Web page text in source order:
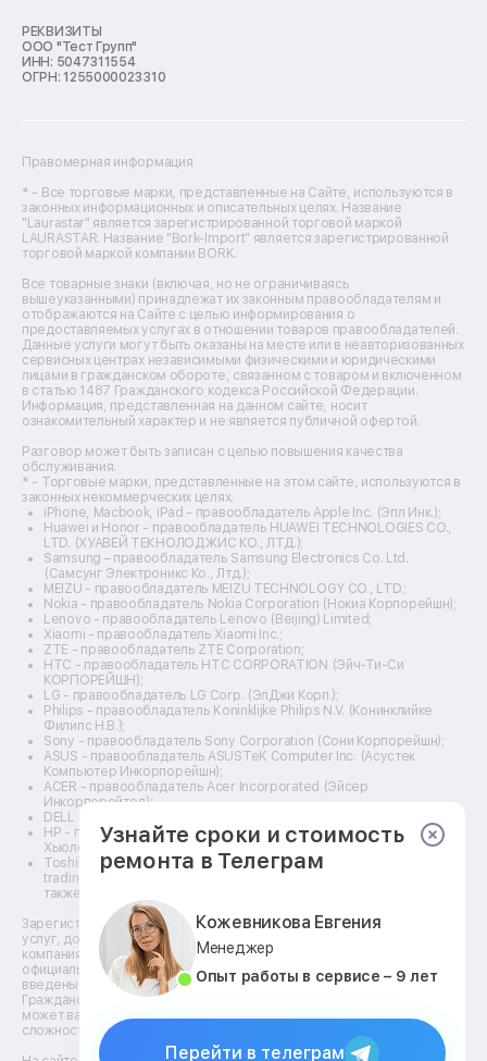
Ремонт морозильных камер
Ремонт отпаривателей
Ремонт плоттеров
Ремонт фенов
Ремонт цифровых биноклей
Ремонт тепловизоров
Ремонт массажных кресел
Ремонт водонагревателей
Ремонт вытяжек
Ремонт источников бесперебойного питания
Ремонт пароварок
Ремонт микшерных пультов
Ремонт dj-пультов
Ремонт кухонных плит
Ремонт стедикамов
Ремонт оптических прицелов
Ремонт электровелосипедов
Ремонт видеокамер
Ремонт эхолотов
Ремонт 3d-принтеров
Ремонт прицелов ночного видения
Ремонт винных шкафов
Ремонт выпрямителей
Ремонт сушилок для рук
Ремонт дальномеров
Ремонт снегоуборщиков
РЕКВИЗИТЫ
ООО "Тест Групп"
ИНН: 5047311554
ОГРН: 1255000023310
Правомерная информация
* - Все торговые марки, представленные на Сайте, используются в
законных информационных и описательных целях. Название
"Laurastar" является зарегистрированной торговой маркой
LAURASTAR. Название "Bork-Import" является зарегистрированной
торговой маркой компании BORK.
Все товарные знаки (включая, но не ограничиваясь
вышеуказанными) принадлежат их законным правообладателям и
отображаются на Сайте с целью информирования о
предоставляемых услугах в отношении товаров правообладателей.
Данные услуги могут быть оказаны на месте или в неавторизованных
сервисных центрах независимыми физическими и юридическими
лицами в гражданском обороте, связанном с товаром и включенном
в статью 1487 Гражданского кодекса Российской Федерации.
Информация, представленная на данном сайте, носит
ознакомительный характер и не является публичной офертой.
Разговор может быть записан с целью повышения качества
обслуживания.
* - Торговые марки, представленные на этом сайте, используются в
законных некоммерческих целях.
iPhone, Macbook, iPad - правообладатель Apple Inc. (Эпл Инк.);
Huawei и Honor - правообладатель HUAWEI TECHNOLOGIES CO.,
LTD. (ХУАВЕЙ ТЕКНОЛОДЖИС КО., ЛТД.);
Samsung – правообладатель Samsung Electronics Co. Ltd.
(Самсунг Электроникс Ко., Лтд.);
MEIZU - правообладатель MEIZU TECHNOLOGY CO., LTD.;
Nokia - правообладатель Nokia Corporation (Нокиа Корпорейшн);
Lenovo - правообладатель Lenovo (Beijing) Limited;
Xiaomi - правообладатель Xiaomi Inc.;
ZTE - правообладатель ZTE Corporation;
HTC - правообладатель HTC CORPORATION (Эйч-Ти-Си
КОРПОРЕЙШН);
LG - правообладатель LG Corp. (ЭлДжи Корп.);
Philips - правообладатель Koninklijke Philips N.V. (Конинклийке
Филипс Н.В.);
Sony - правообладатель Sony Corporation (Сони Корпорейшн);
ASUS - правообладатель ASUSTeK Computer Inc. (Асустек
Компьютер Инкорпорейшн);
ACER - правообладатель Acer Incorporated (Эйсер
Инкорпорейтед);
DELL - правообладатель Dell Inc.(Делл Инк.);
HP - правообладатель HP Hewlett-Packard Group LLC (ЭйчПи
Хьюлетт Паккард Груп ЛЛК);
Toshiba - правообладатель KABUSHIKI KAISHA TOSHIBA, also
trading as Toshiba Corporation (КАБУШИКИ КАЙША ТОШИБА
также торгующая как Тосиба Корпорейшн).
Зарегистрированные товарные знаки используются для описания
услуг, доступных в сети сервисных центров АСЦ, не связанных с
компаниями Правообладателей товарных знаков и/или с их
официальными представителями в отношении товаров, которые уже
введены в гражданский оборот по смыслу статьи 1487
Гражданского кодекса. ** - время, необходимое для ремонта,
может варьироваться в зависимости от модели устройства и
сложности работы.
Узнайте сроки и стоимость
ремонта в Телеграм
Кожевникова Евгения
Менеджер
Опыт работы в сервисе – 9 лет
Перейти в телеграм